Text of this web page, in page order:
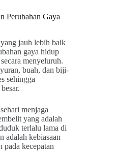
Perubahan Gaya
jauh lebih baik
gaya hidup
menyeluruh.
buah, dan biji-
sehingga
menjaga
yang adalah
terlalu lama di
adalah kebiasaan
pada kecepatan